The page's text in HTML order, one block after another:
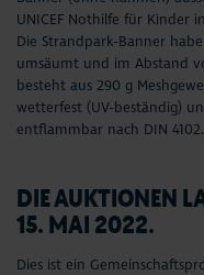
UNICEF Nothilfe für Kinder
Die Strandpark-Banner
umsäumt und im Abstand
besteht aus 290 g
wetterfest (UV-beständig)
entflammbar nach DIN 4102.
DIE AUKTIONEN
15. MAI 2022.
Dies ist ein